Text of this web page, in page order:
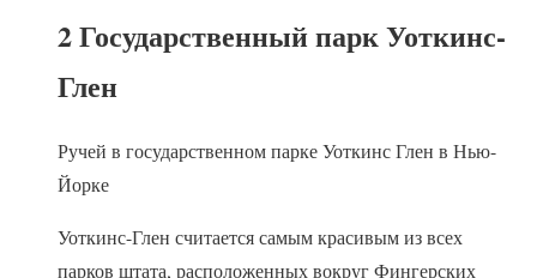
2 Государственный парк Уоткинс-
Глен
Ручей в государственном парке Уоткинс Глен в Нью-
Йорке
Уоткинс-Глен считается самым красивым из всех
парков штата, расположенных вокруг Фингерских